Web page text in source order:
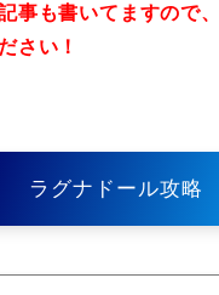
事も書いてますので、
さい！
ラグナドール攻略